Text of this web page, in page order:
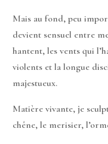
Mais au fond, peu
devient sensuel entre
hantent, les vents qui
violents et la longue
majestueux.
Matière vivante, je
chêne, le merisier,